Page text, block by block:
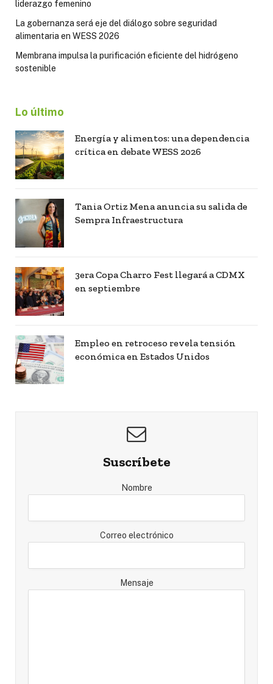
liderazgo femenino
La gobernanza será eje del diálogo sobre seguridad
alimentaria en WESS 2026
Membrana impulsa la purificación eficiente del hidrógeno
sostenible
Lo último
Energía y alimentos: una dependencia
crítica en debate WESS 2026
Tania Ortiz Mena anuncia su salida de
Sempra Infraestructura
3era Copa Charro Fest llegará a CDMX
en septiembre
Empleo en retroceso revela tensión
económica en Estados Unidos
Suscríbete
Nombre
Correo electrónico
Mensaje